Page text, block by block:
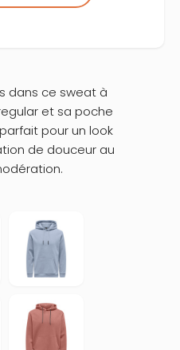
dans ce sweat à
et sa poche
pour un look
de douceur au